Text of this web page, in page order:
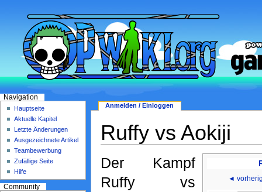
Ruffy vs Aokiji
◄
Der Kampf
Ruffy vs
Anmelden / Einloggen
Navigation
Hauptseite
Aktuelle Kapitel
Letzte Änderungen
Ausgezeichnete Artikel
Teambewerbung
Zufällige Seite
Hilfe
Community